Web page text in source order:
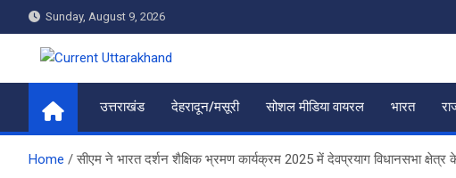
to
content
Sunday, August 9, 2026
Current Uttarakhand
उत्तराखंड देहरादून/मसूरी सोशल मीडिया वायरल भारत
Home सीएम ने भारत दर्शन शैक्षिक भ्रमण कार्यक्रम 2025 में देवप्रयाग विधानसभा